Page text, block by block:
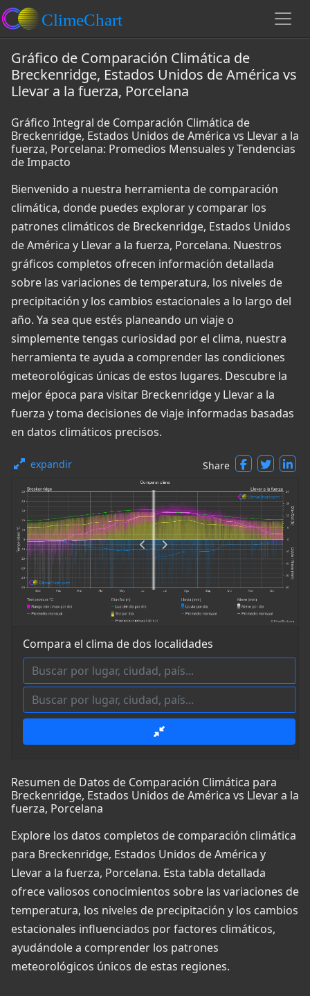
Gráfico de Comparación Climática de
Breckenridge, Estados Unidos de América vs
Llevar a la fuerza, Porcelana
Gráfico Integral de Comparación Climática de
Breckenridge, Estados Unidos de América vs Llevar a la
fuerza, Porcelana: Promedios Mensuales y Tendencias
de Impacto
Bienvenido a nuestra herramienta de comparación
climática, donde puedes explorar y comparar los
patrones climáticos de Breckenridge, Estados Unidos
de América y Llevar a la fuerza, Porcelana. Nuestros
gráficos completos ofrecen información detallada
sobre las variaciones de temperatura, los niveles de
precipitación y los cambios estacionales a lo largo del
año. Ya sea que estés planeando un viaje o
simplemente tengas curiosidad por el clima, nuestra
herramienta te ayuda a comprender las condiciones
meteorológicas únicas de estos lugares. Descubre la
mejor época para visitar Breckenridge y Llevar a la
fuerza y toma decisiones de viaje informadas basadas
en datos climáticos precisos.
expandir Share
Compara el clima de dos localidades
Resumen de Datos de Comparación Climática para
Breckenridge, Estados Unidos de América vs Llevar a la
fuerza, Porcelana
Explore los datos completos de comparación climática
para Breckenridge, Estados Unidos de América y
Llevar a la fuerza, Porcelana. Esta tabla detallada
ofrece valiosos conocimientos sobre las variaciones de
temperatura, los niveles de precipitación y los cambios
estacionales influenciados por factores climáticos,
ayudándole a comprender los patrones
meteorológicos únicos de estas regiones.